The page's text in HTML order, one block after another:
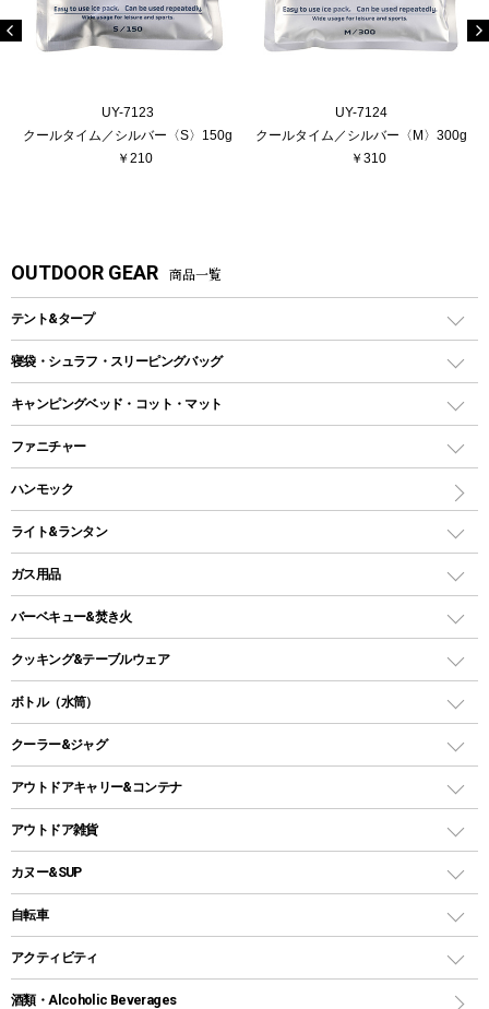
UY-7123
クールタイム／シルバー〈S〉150g
￥210
UY-7124
クールタイム／シルバー〈M〉300g
￥310
OUTDOOR GEAR 商品一覧
テント&タープ
テント
ツールームテント
ワンポールテント
シェルターテント
ロッジ型・オリジナルテント
タープ
スクエアタープ（レクタタープ）
メッシュタープ
自立式タープ
パラソル
テントアクセサリー
ペグ
グランドシート
ガイドロープ
ツール
寝袋・シュラフ・スリーピングバッグ
レクタングラー型（封筒型）シュラフ
インナーシュラフ
キャンピングベッド・コット・マット
キャンピングベッド・コット
インフレータブルマット
ファニチャー
アウトドアテーブル
レジャーシート
ハンモック
ライト&ランタン
LEDランタン
ガスランタン
オイルランタン
LEDライト
ヘッドライト
キャンドル
ガス用品
ガスバーナー
ガス缶
ガストーチ、ライター
バーベキュー&焚き火
バーベキューコンロ、グリル
焚き火台タイプ（ロースタイル）グリル
卓上タイプグリル
パーティータイプグリル
鉄板、アミ
焚き火台&ストーブ
火起こし
クッキング&テーブルウェア
ダッチオーブン
ホットサンドメーカー
クッカーセット
シェラカップ
クッキングツール
ナイフ
ボトル（水筒）
ステンレスボトル
コップ付きタイプ
ワンタッチタイプ
プラスチックボトル
ディズニーボトル
クーラー&ジャグ
クーラーボックス
クーラーバッグ
ウォータージャグ
保冷剤
アウトドアキャリー&コンテナ
アウトドアキャリー
アウトドア雑貨
バックパック&バッグ
リュック、バックパック
トートバッグ、サコッシュ
ショッピングキャリー
カヌー&SUP
インフレータブル
カヤック
自転車
折りたたみ自転車
スポーツサイクル
アクティビティ
マリン
酒類・Alcoholic Beverages